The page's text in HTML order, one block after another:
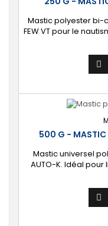
Mastic polyester bi-
FEW VT pour le
lisse, non poreuse
ligne de flottaison
Formulation de
Conçu pour tous

500 G - MASTIC
Mastic universel
AUTO-K. Idéal
une surface
initialement pour
AUTO-K peut être
d’épaisseur
